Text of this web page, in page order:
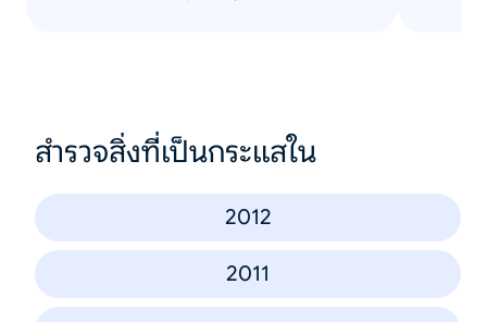
สำรวจสิ่งที่เป็นกระแสใน
2012
2011